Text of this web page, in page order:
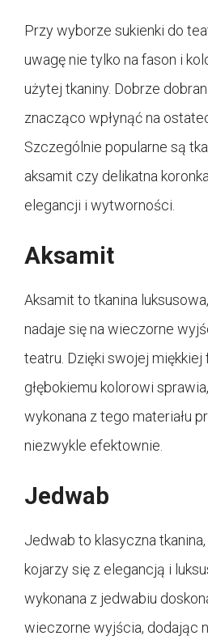
Przy wyborze sukienki do
uwagę nie tylko na fason i
użytej tkaniny. Dobrze
znacząco wpłynąć na
Szczególnie popularne są
aksamit czy delikatna
elegancji i wytworności.
Aksamit
Aksamit to tkanina
nadaje się na wieczorne
teatru. Dzięki swojej miękkiej
głębokiemu kolorowi
wykonana z tego materiału
niezwykle efektownie.
Jedwab
Jedwab to klasyczna
kojarzy się z elegancją i
wykonana z jedwabiu
wieczorne wyjścia, dodając